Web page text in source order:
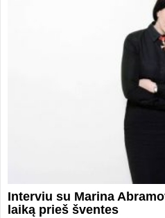
Interviu su Marina
laiką prieš šventes